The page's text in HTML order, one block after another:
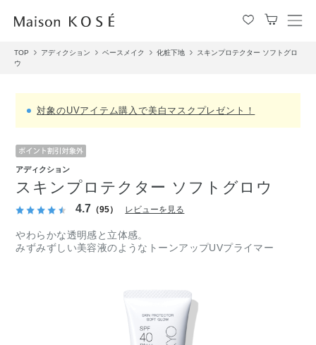
メ
ュ
す
TOP アディクション ベースメイク 化粧下地
スキンプロテクター ソフトグロ
ウ
対象のUVアイテム購入で美白マスクプレゼント！
アディクション
スキンプロテクター ソフトグロウ
4.7 （95） レビューを見る
やわらかな透明感と立体感。
みずみずしい美容液のようなトーンアップUVプライマー